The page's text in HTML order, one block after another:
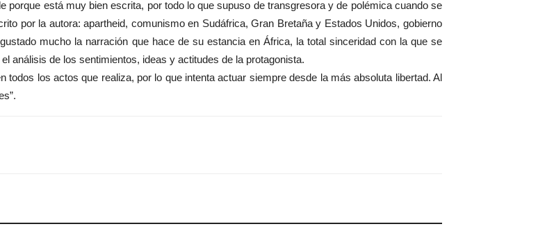
porque está muy bien escrita, por todo lo que supuso de transgresora y de polémica cuando se
por la autora: apartheid, comunismo en Sudáfrica, Gran Bretaña y Estados Unidos, gobierno
mucho la narración que hace de su estancia en África, la total sinceridad con la que se
análisis de los sentimientos, ideas y actitudes de la protagonista.
los actos que realiza, por lo que intenta actuar siempre desde la más absoluta libertad. Al